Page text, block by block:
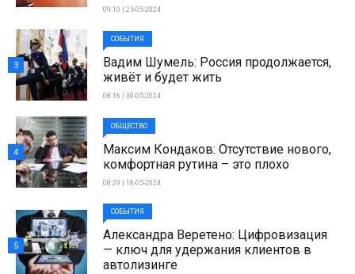
09:10 | 25-05-2024
СОБЫТИЯ
Вадим Шумель: Россия продолжается,
живёт и будет жить
08:16 | 30-05-2024
3
ОБЩЕСТВО
Максим Кондаков: Отсутствие нового,
комфортная рутина – это плохо
08:29 | 18-05-2024
4
СОБЫТИЯ
Александра Веретено: Цифровизация
— ключ для удержания клиентов в
автолизинге
5